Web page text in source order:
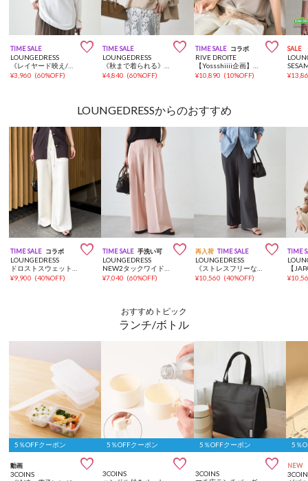
TIME SALE 
LOUNGEDRESS
¥3,960 (60%OFF)
TIME SALE 
LOUNGEDRESS
¥4,840 (60%OFF)
TIME SALE コラボ 
RIVE DROITE
¥10,890 (10%OFF)
SALE
¥
LOUNGEDRESSからのおすすめ
TIME SALE コラボ 
LOUNGEDRESS
¥9,900 (40%OFF)
TIME SALE 手洗い可 
LOUNGEDRESS
¥7,040 (60%OFF)
再入荷 TIME SALE 
LOUNGEDRESS
¥10,560 (40%OFF)
TIME
¥
おすすめトピック
ランチ/ボトル
5％OFFクーポン
動画 
3COINS
5％OFFクーポン

3COINS
5％OFFクーポン

3COINS
5％
NEW